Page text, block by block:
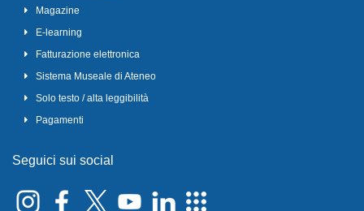
Magazine
E-learning
Fatturazione elettronica
Sistema Museale di Ateneo
Solo testo / alta leggibilità
Pagamenti
Seguici sui social